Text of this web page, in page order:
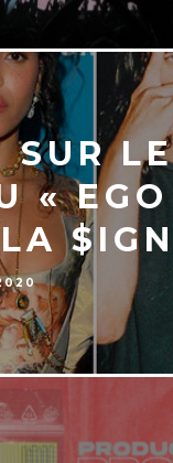
SUR LE
« EGO